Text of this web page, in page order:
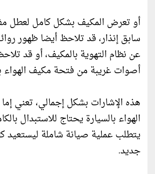
أو تعرض المكيف بشكل كامل لعطل
سابق إنذار، قد تلاحظ أيضا ظهور
عن نظام التهوية بالمكيف، أو قد
أصوات غريبة من فتحة مكيف الهواء
هذه الإشارات بشكل إجمالي، تعني
الهواء بالسيارة يحتاج للاستبدال
يتطلب عملية صيانة شاملة ليستعيد
جديد.